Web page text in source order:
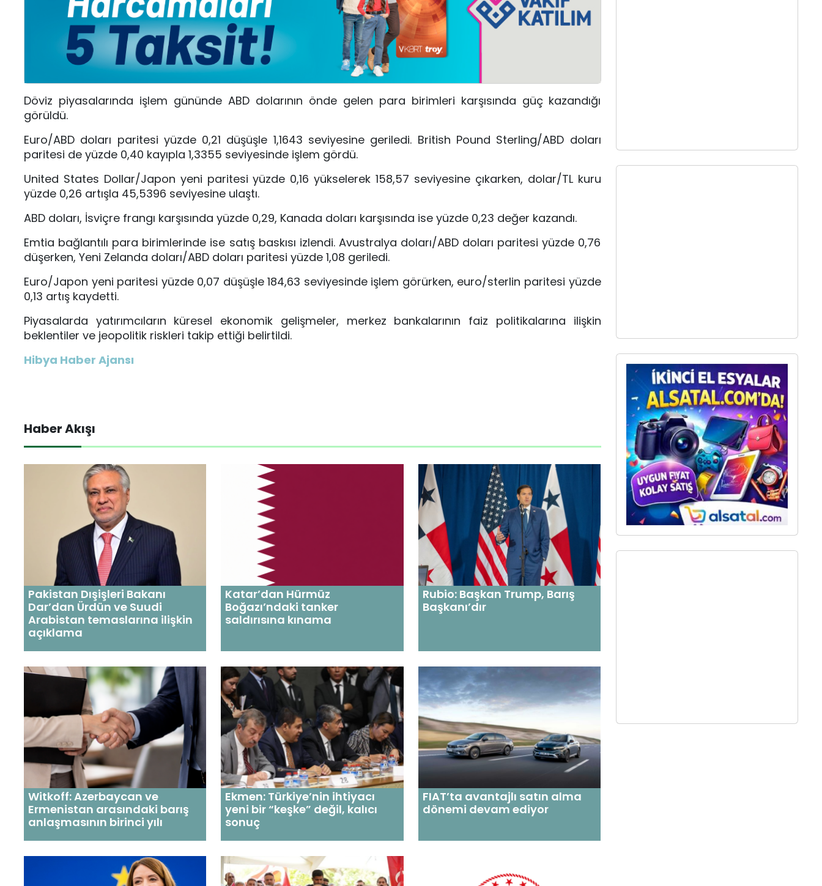
Döviz piyasalarında işlem gününde ABD dolarının önde gelen para birimleri karşısında güç kazandığı
görüldü.
Euro/ABD doları paritesi yüzde 0,21 düşüşle 1,1643 seviyesine geriledi. British Pound Sterling/ABD doları
paritesi de yüzde 0,40 kayıpla 1,3355 seviyesinde işlem gördü.
United States Dollar/Japon yeni paritesi yüzde 0,16 yükselerek 158,57 seviyesine çıkarken, dolar/TL kuru
yüzde 0,26 artışla 45,5396 seviyesine ulaştı.
ABD doları, İsviçre frangı karşısında yüzde 0,29, Kanada doları karşısında ise yüzde 0,23 değer kazandı.
Emtia bağlantılı para birimlerinde ise satış baskısı izlendi. Avustralya doları/ABD doları paritesi yüzde 0,76
düşerken, Yeni Zelanda doları/ABD doları paritesi yüzde 1,08 geriledi.
Euro/Japon yeni paritesi yüzde 0,07 düşüşle 184,63 seviyesinde işlem görürken, euro/sterlin paritesi yüzde
0,13 artış kaydetti.
Piyasalarda yatırımcıların küresel ekonomik gelişmeler, merkez bankalarının faiz politikalarına ilişkin
beklentiler ve jeopolitik riskleri takip ettiği belirtildi.
Hibya Haber Ajansı
Haber Akışı
Pakistan Dışişleri Bakanı
Dar’dan Ürdün ve Suudi
Arabistan temaslarına ilişkin
açıklama
Katar’dan Hürmüz
Boğazı’ndaki tanker
saldırısına kınama
Rubio: Başkan Trump, Barış
Başkanı’dır
Witkoff: Azerbaycan ve
Ermenistan arasındaki barış
anlaşmasının birinci yılı
Ekmen: Türkiye’nin ihtiyacı
yeni bir “keşke” değil, kalıcı
sonuç
FIAT’ta avantajlı satın alma
dönemi devam ediyor